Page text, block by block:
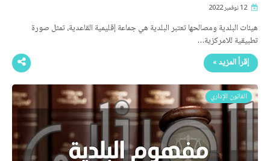
12 نوفمبر 2022
هيئات البلدية ومصالحها تعتبر البلدية هي جماعة إقليمية القاعدية، تمثل صورة
تطبيقية للامركزية…
إقرأ المزيد »
القانون الإداري